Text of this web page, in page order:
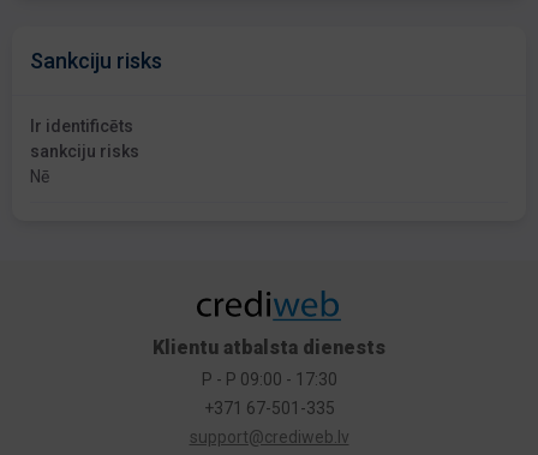
Sankciju risks
Ir identificēts
sankciju risks
Nē
Klientu atbalsta dienests
P - P 09:00 - 17:30
+371 67-501-335
support@crediweb.lv